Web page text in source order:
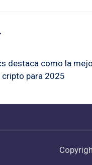
destaca como la
cripto para 2025